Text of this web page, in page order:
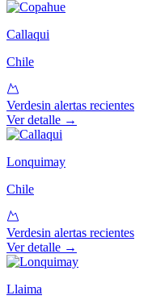
Callaqui
Chile
Verdesin alertas recientes
Ver detalle →
Lonquimay
Chile
Verdesin alertas recientes
Ver detalle →
Llaima